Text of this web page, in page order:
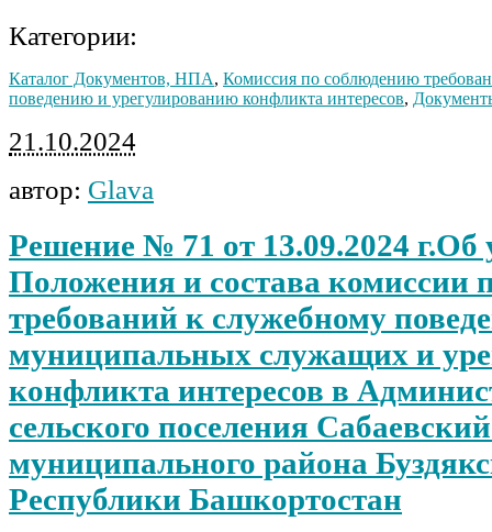
Категории:
Каталог Документов, НПА, Комиссия по соблюдению
поведению и урегулированию конфликта интересов,
21.10.2024
автор: Glava
Решение № 71 от 13.09.2024 г.Об
Положения и состава комиссии
требований к служебному
муниципальных служащих и
конфликта интересов в
сельского поселения
муниципального района
Республики Башкортостан